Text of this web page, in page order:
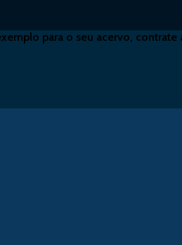
para o seu acervo, contrate